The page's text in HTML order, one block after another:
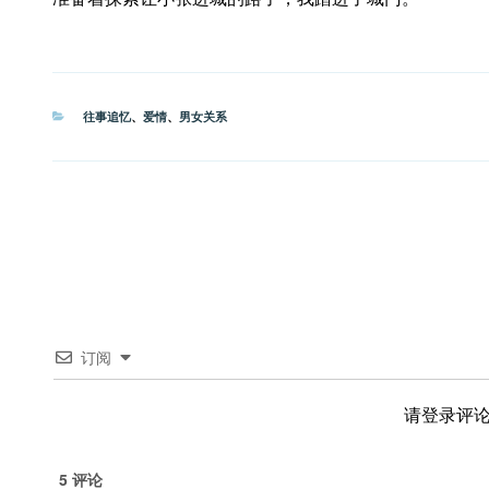
分
往事追忆、 爱情、 男女关系
订阅
请登录评
5 评论